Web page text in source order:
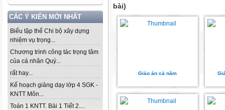
CÁC Ý KIẾN MỚI NHẤT
Biểu tập thể Chi bộ xây dựng
nhiệm vụ trọng...
Chương trình công tác trọng tâm
của cá nhân Quý...
rất hay...
Kế hoạch giảng dạy lớp 4 SGK -
KNTT Môn...
Toán 1 KNTT. Bài 1 Tiết 2....
bài)
Giáo án cả năm